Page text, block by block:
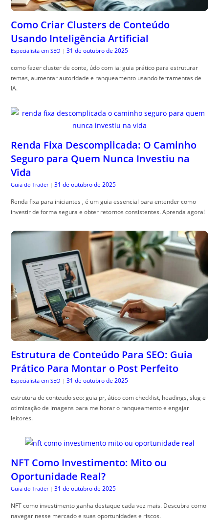
Como Criar Clusters de Conteúdo
Usando Inteligência Artificial
Especialista em SEO | 31 de outubro de 2025
como fazer cluster de conte, údo com ia: guia prático para estruturar
temas, aumentar autoridade e ranqueamento usando ferramentas de
IA.
Renda Fixa Descomplicada: O Caminho
Seguro para Quem Nunca Investiu na
Vida
Guia do Trader | 31 de outubro de 2025
Renda fixa para iniciantes , é um guia essencial para entender como
investir de forma segura e obter retornos consistentes. Aprenda agora!
Estrutura de Conteúdo Para SEO: Guia
Prático Para Montar o Post Perfeito
Especialista em SEO | 31 de outubro de 2025
estrutura de conteudo seo: guia pr, ático com checklist, headings, slug e
otimização de imagens para melhorar o ranqueamento e engajar
leitores.
NFT Como Investimento: Mito ou
Oportunidade Real?
Guia do Trader | 31 de outubro de 2025
NFT como investimento ganha destaque cada vez mais. Descubra como
navegar nesse mercado e suas oportunidades e riscos.